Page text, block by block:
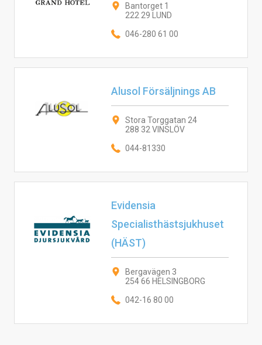
Bantorget 1
222 29 LUND
046-280 61 00
Alusol Försäljnings AB
Stora Torggatan 24
288 32 VINSLÖV
044-81330
Evidensia
Specialisthästsjukhuset
(HÄST)
Bergavägen 3
254 66 HELSINGBORG
042-16 80 00